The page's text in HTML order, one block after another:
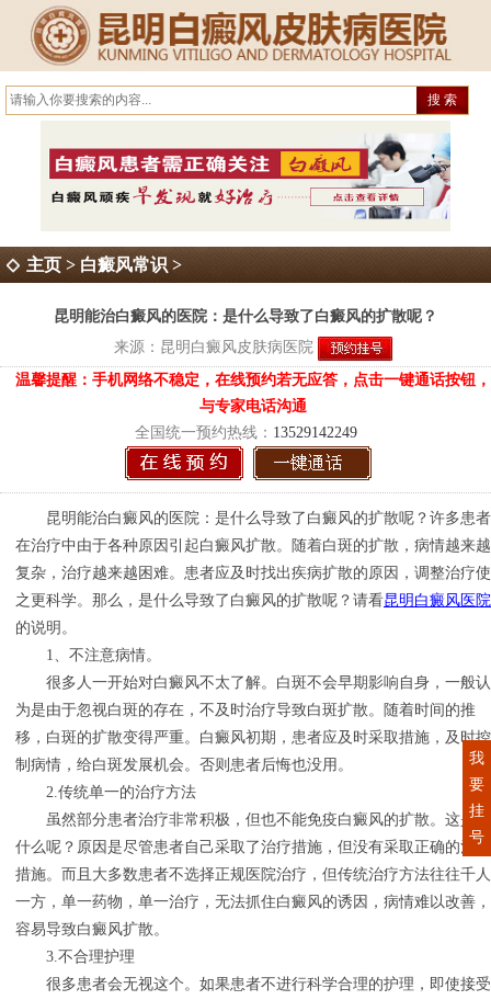
主页 > 白癜风常识 >
昆明能治白癜风的医院：是什么导致了白癜风的扩散呢？
来源： 昆明白癜风皮肤病医院
温馨提醒：手机网络不稳定，在线预约若无应答，点击一键通话按钮，
与专家电话沟通
全国统一预约热线： 13529142249
昆明能治白癜风的医院：是什么导致了白癜风的扩散呢？许多患者
在治疗中由于各种原因引起白癜风扩散。随着白斑的扩散，病情越来越
复杂，治疗越来越困难。患者应及时找出疾病扩散的原因，调整治疗使
之更科学。那么，是什么导致了白癜风的扩散呢？请看昆明白癜风医院
的说明。
1、不注意病情。
很多人一开始对白癜风不太了解。白斑不会早期影响自身，一般认
为是由于忽视白斑的存在，不及时治疗导致白斑扩散。随着时间的推
移，白斑的扩散变得严重。白癜风初期，患者应及时采取措施，及时控
制病情，给白斑发展机会。否则患者后悔也没用。
2.传统单一的治疗方法
虽然部分患者治疗非常积极，但也不能免疫白癜风的扩散。这是为
什么呢？原因是尽管患者自己采取了治疗措施，但没有采取正确的治疗
措施。而且大多数患者不选择正规医院治疗，但传统治疗方法往往千人
一方，单一药物，单一治疗，无法抓住白癜风的诱因，病情难以改善，
容易导致白癜风扩散。
3.不合理护理
很多患者会无视这个。如果患者不进行科学合理的护理，即使接受
我
要
挂
号